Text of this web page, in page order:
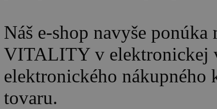
Náš e-shop navyše
VITALITY v elektronickej
elektronického nákupného
tovaru.